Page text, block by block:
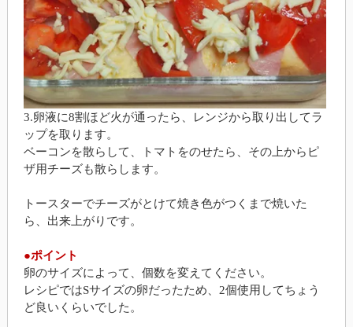
3.卵液に8割ほど火が通ったら、レンジから取り出してラ
ップを取ります。
ベーコンを散らして、トマトをのせたら、その上からピ
ザ用チーズも散らします。
トースターでチーズがとけて焼き色がつくまで焼いた
ら、出来上がりです。
●ポイント
卵のサイズによって、個数を変えてください。
レシピではSサイズの卵だったため、2個使用してちょう
ど良いくらいでした。